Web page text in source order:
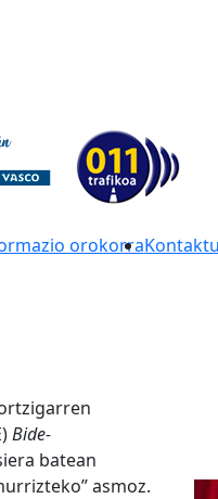
orokorra
Bide-
batean
asmoz.